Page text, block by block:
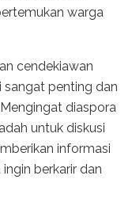
warga
cendekiawan
sangat penting dan
diaspora
untuk diskusi
informasi
berkarir dan